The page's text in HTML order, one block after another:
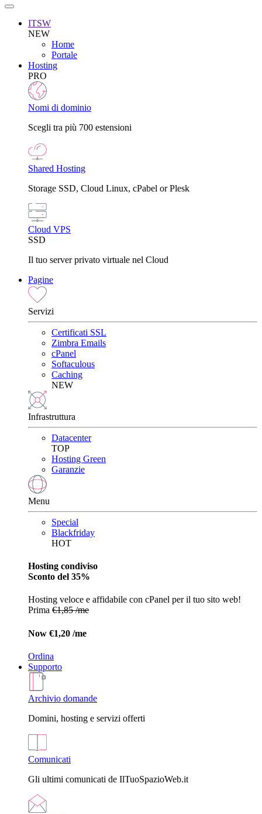
ITSW
NEW
Home
Portale
Hosting
PRO
Nomi di dominio
Scegli tra più 700 estensioni
Shared Hosting
Storage SSD, Cloud Linux, cPabel or Plesk
Cloud VPS
SSD
Il tuo server privato virtuale nel Cloud
Pagine
Servizi
Certificati SSL
Zimbra Emails
cPanel
Softaculous
Caching
NEW
Infrastruttura
Datacenter
TOP
Hosting Green
Garanzie
Menu
Special
Blackfriday
HOT
Hosting condiviso
Sconto del 35%
Hosting veloce e affidabile con cPanel per il tuo sito web!
Prima €1,85 /me
Now €1,20 /me
Ordina
Supporto
Archivio domande
Domini, hosting e servizi offerti
Comunicati
Gli ultimi comunicati de IlTuoSpazioWeb.it